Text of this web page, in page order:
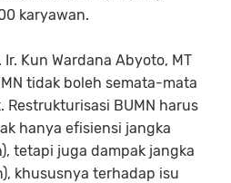
karyawan.
Kun Wardana Abyoto, MT
tidak boleh semata-mata
BUMN harus
hanya efisiensi jangka
tetapi juga dampak jangka
khususnya terhadap isu